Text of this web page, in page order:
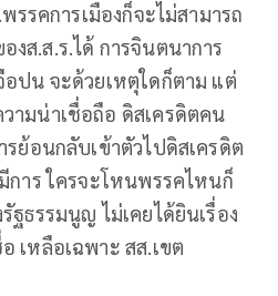
รรคการเมืองก็จะไม่สามารถ
งส.ส.ร.ได้ การจินตนาการ
อปน จะด้วยเหตุใดก็ตาม แต่
ามน่าเชื่อถือ ดิสเครดิตคน
รย้อนกลับเข้าตัวไปดิสเครดิต
การ ใครจะโหนพรรคไหนก็
ฐธรรมนูญ ไม่เคยได้ยินเรื่อง
เหลือเฉพาะ สส.เขต